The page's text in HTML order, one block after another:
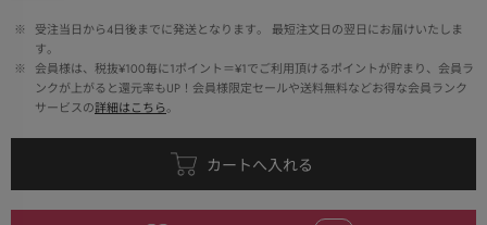
※
受注当日から4日後までに発送となります。 最短注文日の翌日にお届けいたしま
す。
※
会員様は、税抜¥100毎に1ポイント＝¥1でご利用頂けるポイントが貯まり、会員ラ
ンクが上がると還元率もUP！会員様限定セールや送料無料などお得な会員ランク
サービスの詳細はこちら。